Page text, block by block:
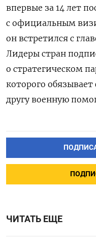
впервые за 14 лет
с официальным
он встретился с
Лидеры стран
о стратегическом
которого
другу военную
ЧИТАТЬ ЕЩЕ